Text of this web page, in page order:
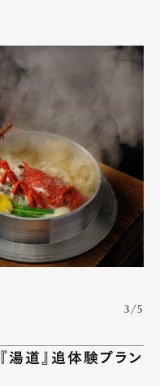
3/5
湯道』追体験プラン